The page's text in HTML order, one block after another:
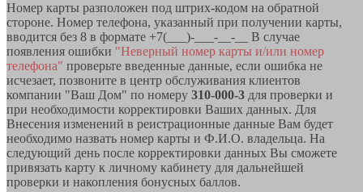
Номер карты разположен под штрих-кодом на обратной
стороне. Номер телефона, указанный при получении карты,
вводится без 8 в формате +7(___)-___-__-__ В случае
появления ошибки "Неверный номер карты и/или номер
телефона" проверьте введенные данные, если ошибка не
исчезает, позвоните в центр обслуживания клиентов
компании "Ваш Дом" по номеру 310-000-3 для проверки и
при необходимости корректировки Ваших данных. Для
Внесения изменений в реистрационные данные Вам будет
необходимо назвать номер карты и Ф.И.О. владельца. На
следующий день после корректировки данных Вы сможете
привязать карту к личному кабинету для дальнейшей
проверки и накопления бонусных баллов.